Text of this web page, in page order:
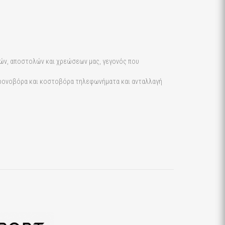
αποστολών και χρεώσεων μας, γεγονός που
και κοστοβόρα τηλεφωνήματα και ανταλλαγή